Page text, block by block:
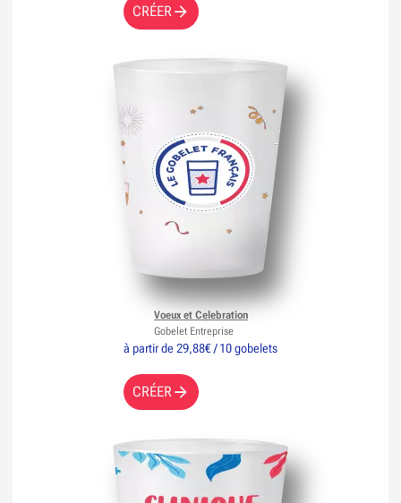
CRÉER
à partir de 29,88€ / 10 gobelets
CRÉER
Voeux et Celebration
Gobelet Entreprise